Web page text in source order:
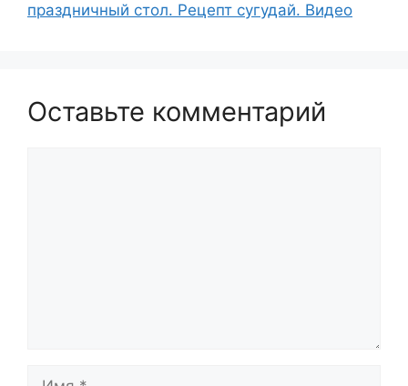
праздничный стол. Рецепт сугудай. Видео
Оставьте комментарий
Имя